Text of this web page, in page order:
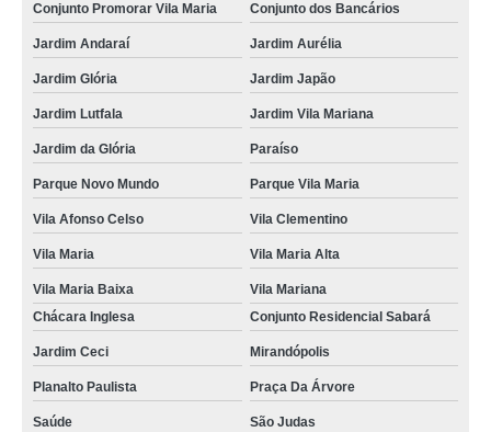
Conjunto Promorar Vila Maria Conjunto dos Bancários
Jardim Andaraí Jardim Aurélia
Jardim Glória Jardim Japão
Jardim Lutfala Jardim Vila Mariana
Jardim da Glória Paraíso
Parque Novo Mundo Parque Vila Maria
Vila Afonso Celso Vila Clementino
Vila Maria Vila Maria Alta
Vila Maria Baixa
Vila Mariana
Chácara Inglesa
Conjunto Residencial Sabará
Jardim Ceci Mirandópolis
Planalto Paulista Praça Da Árvore
Saúde São Judas